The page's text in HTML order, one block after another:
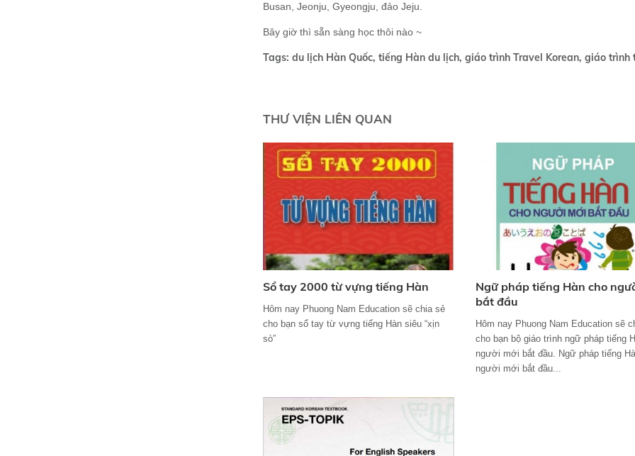
Busan, Jeonju, Gyeongju, đảo Jeju.
Bây giờ thì sẵn sàng học thôi nào ~
Tags: du lịch Hàn Quốc, tiếng Hàn du lịch, giáo trình Travel Korean, giáo trình
THƯ VIỆN LIÊN QUAN
Sổ tay 2000 từ vựng tiếng Hàn
Hôm nay Phuong Nam Education sẽ chia sẻ
cho bạn sổ tay từ vựng tiếng Hàn siêu “xịn
sò”
Ngữ pháp tiếng Hàn cho
bắt đầu
Hôm nay Phuong Nam Education sẽ
cho bạn bộ giáo trình ngữ pháp tiếng
người mới bắt đầu. Ngữ pháp tiếng
người mới bắt đầu...